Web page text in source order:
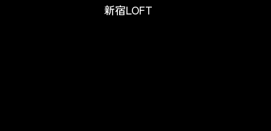
新宿LOFT